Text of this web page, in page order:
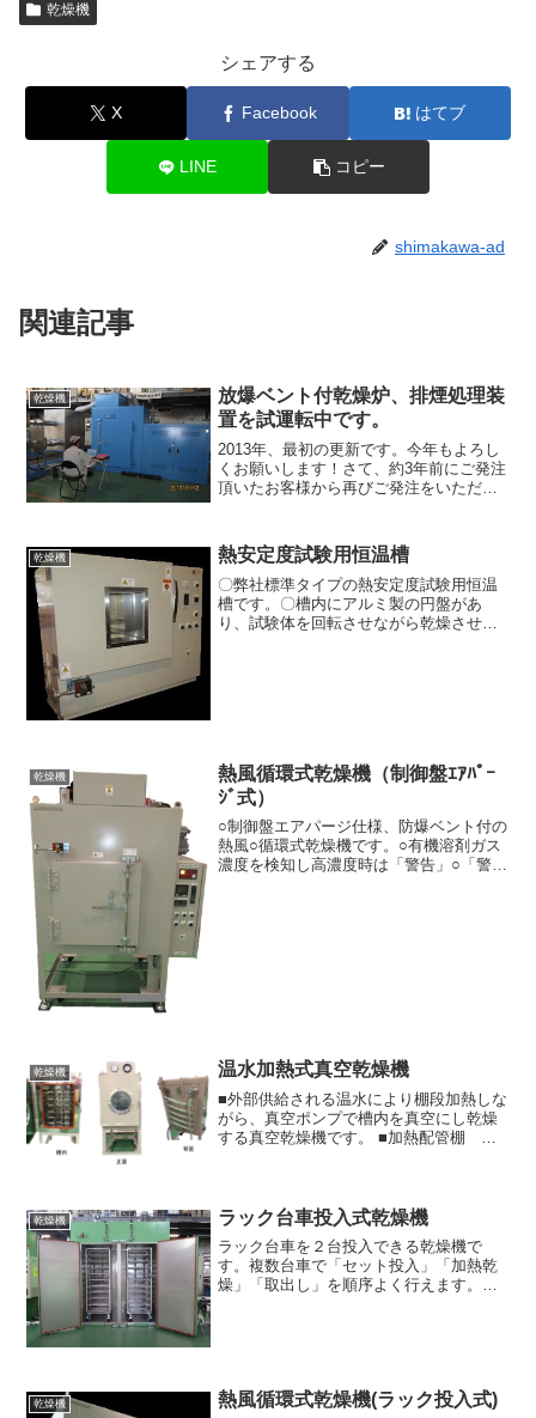
乾燥機
シェアする
X Facebook はてブ
LINE コピー
shimakawa-ad
関連記事
乾燥機
放爆ベント付乾燥炉、排煙処理装
置を試運転中です。
2013年、最初の更新です。今年もよろし
くお願いします！さて、約3年前にご発注
頂いたお客様から再びご発注をいただく
頂ける喜びはまた格別です！この装置は
ワークの中に含まれ...
乾燥機 熱安定度試験用恒温槽
〇弊社標準タイプの熱安定度試験用恒温
槽です。〇槽内にアルミ製の円盤があ
り、試験体を回転させながら乾燥させま
乾燥機
熱風循環式乾燥機（制御盤ｴｱﾊﾟｰ
ｼﾞ式）
○制御盤エアパージ仕様、防爆ベント付の
熱風○循環式乾燥機です。○有機溶剤ガス
濃度を検知し高濃度時は「警告」○「警
乾燥機 温水加熱式真空乾燥機
■外部供給される温水により棚段加熱しな
がら、真空ポンプで槽内を真空にし乾燥
する真空乾燥機です。 ■加熱配管棚
×Ｈ６５０×Ｄ...
乾燥機 ラック台車投入式乾燥機
ラック台車を２台投入できる乾燥機で
す。複数台車で「セット投入」「加熱乾
燥」「取出し」を順序よく行えます。ス
乾燥機 熱風循環式乾燥機(ラック投入式)